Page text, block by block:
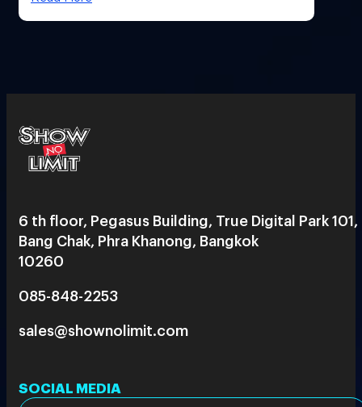
6 th floor, Pegasus Building, True Digital Park 101,
Bang Chak, Phra Khanong, Bangkok
10260
085-848-2253
sales@shownolimit.com
SOCIAL MEDIA